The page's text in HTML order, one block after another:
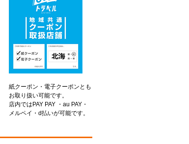
紙クーポン・電子クーポンとも
お取り扱い可能です。
店内ではPAY PAY ・au PAY・
メルペイ・d払いが可能です。